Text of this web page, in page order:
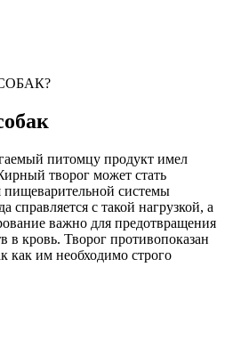
питомцу продукт имел
творог может стать
системы
справляется с такой нагрузкой, а
важно для предотвращения
в кровь. Творог противопоказан
как им необходимо строго